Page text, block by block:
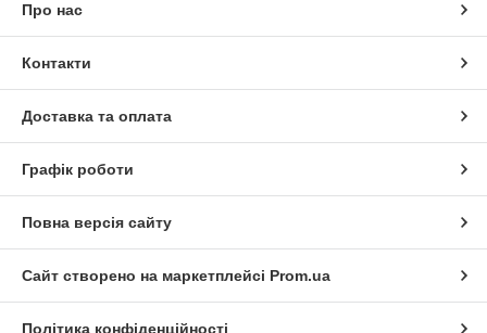
Про нас
Контакти
Доставка та оплата
Графік роботи
Повна версія сайту
Сайт створено на маркетплейсі Prom.ua
Політика конфіденційності